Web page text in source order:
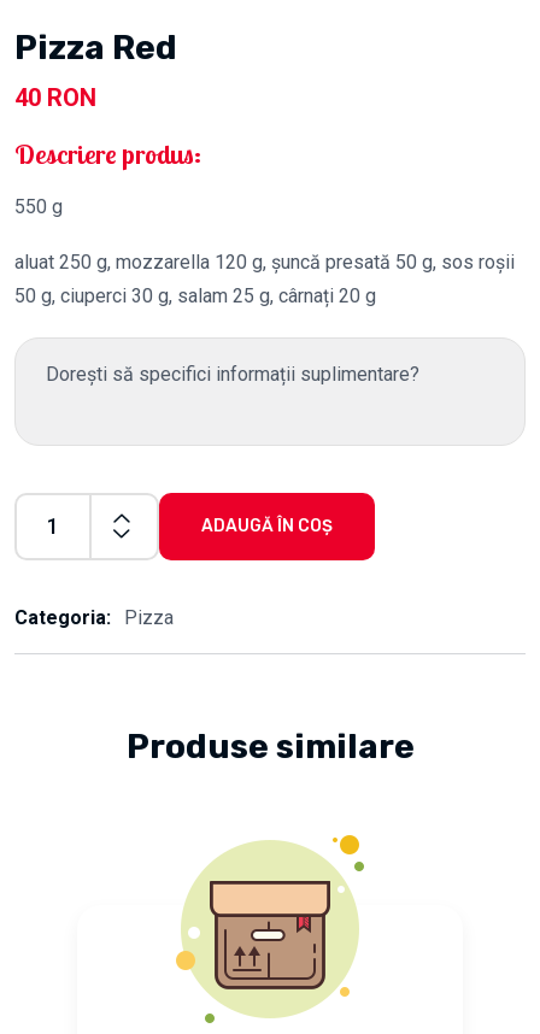
Pizza Red
40 RON
Descriere produs:
550 g
aluat 250 g, mozzarella 120 g, șuncă presată 50 g, sos roșii
50 g, ciuperci 30 g, salam 25 g, cârnați 20 g
ADAUGĂ ÎN COȘ
Categoria: Pizza
Produse similare